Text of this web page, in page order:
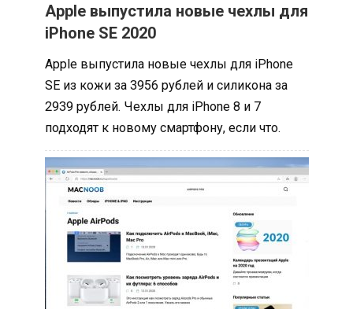
Apple выпустила новые чехлы для
iPhone SE 2020
Apple выпустила новые чехлы для iPhone
SE из кожи за 3956 рублей и силикона за
2939 рублей. Чехлы для iPhone 8 и 7
подходят к новому смартфону, если что.